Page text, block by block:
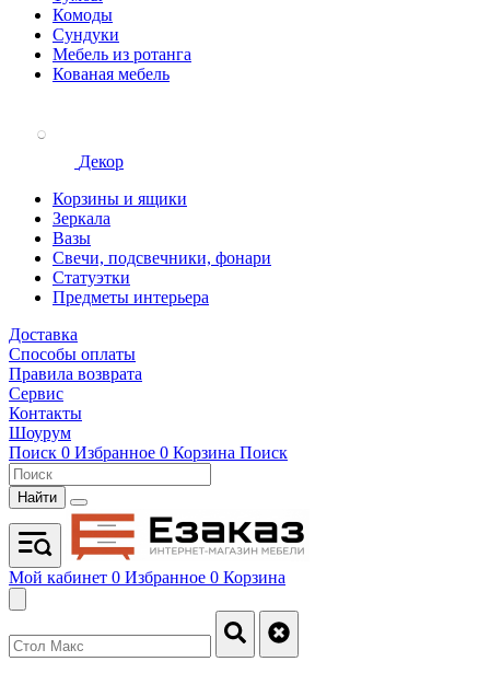
Комоды
Сундуки
Мебель из ротанга
Кованая мебель
Декор
Корзины и ящики
Зеркала
Вазы
Свечи, подсвечники, фонари
Статуэтки
Предметы интерьера
Доставка
Способы оплаты
Правила возврата
Сервис
Контакты
Шоурум
Поиск 0 Избранное 0 Корзина Поиск
Найти
Мой кабинет 0 Избранное 0 Корзина